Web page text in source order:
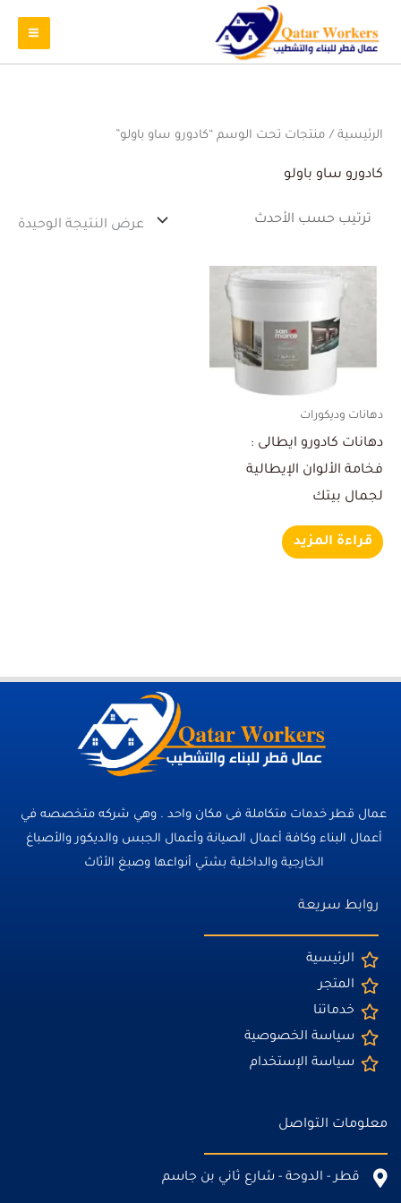
الرئيسية / منتجات تحت الوسم “كادورو ساو باولو”
كادورو ساو باولو
عرض النتيجة الوحيدة
دهانات وديكورات
دهانات كادورو ايطالى :
فخامة الألوان الإيطالية
لجمال بيتك
قراءة المزيد
عمال قطر خدمات متكاملة فى مكان واحد . وهي شركه متخصصه في
أعمال البناء وكافة أعمال الصيانة وأعمال الجبس والديكور والأصباغ
الخارجية والداخلية بشتي أنواعها وصبغ الأثاث
روابط سريعة
الرئيسية
المتجر
خدماتنا
سياسة الخصوصية
سياسة الإستخدام
معلومات التواصل
قطر - الدوحة - شارع ثاني بن جاسم